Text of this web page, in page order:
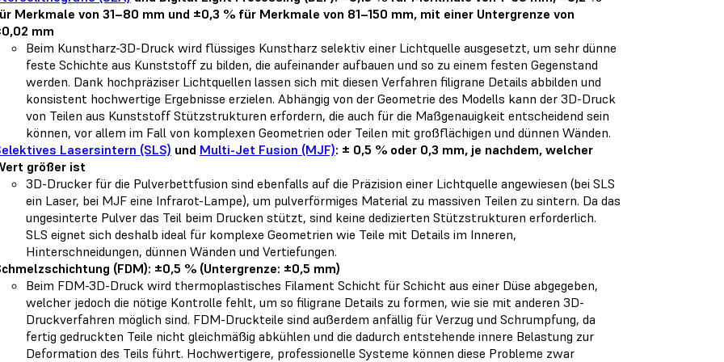
Merkmale von 31–80 mm und ±0,3 % für Merkmale von 81–150 mm, mit einer Untergrenze von
mm
Beim Kunstharz-3D-Druck wird flüssiges Kunstharz selektiv einer Lichtquelle ausgesetzt, um sehr dünne
feste Schichte aus Kunststoff zu bilden, die aufeinander aufbauen und so zu einem festen Gegenstand
werden. Dank hochpräziser Lichtquellen lassen sich mit diesen Verfahren filigrane Details abbilden und
konsistent hochwertige Ergebnisse erzielen. Abhängig von der Geometrie des Modells kann der 3D-Druck
von Teilen aus Kunststoff Stützstrukturen erfordern, die auch für die Maßgenauigkeit entscheidend sein
können, vor allem im Fall von komplexen Geometrien oder Teilen mit großflächigen und dünnen Wänden.
Lasersintern (SLS) und Multi-Jet Fusion (MJF): ± 0,5 % oder 0,3 mm, je nachdem, welcher
größer ist
3D-Drucker für die Pulverbettfusion sind ebenfalls auf die Präzision einer Lichtquelle angewiesen (bei SLS
ein Laser, bei MJF eine Infrarot-Lampe), um pulverförmiges Material zu massiven Teilen zu sintern. Da das
ungesinterte Pulver das Teil beim Drucken stützt, sind keine dedizierten Stützstrukturen erforderlich.
SLS eignet sich deshalb ideal für komplexe Geometrien wie Teile mit Details im Inneren,
Hinterschneidungen, dünnen Wänden und Vertiefungen.
(FDM): ±0,5 % (Untergrenze: ±0,5 mm)
Beim FDM-3D-Druck wird thermoplastisches Filament Schicht für Schicht aus einer Düse abgegeben,
welcher jedoch die nötige Kontrolle fehlt, um so filigrane Details zu formen, wie sie mit anderen 3D-
Druckverfahren möglich sind. FDM-Druckteile sind außerdem anfällig für Verzug und Schrumpfung, da
fertig gedruckten Teile nicht gleichmäßig abkühlen und die dadurch entstehende innere Belastung zur
Deformation des Teils führt. Hochwertigere, professionelle Systeme können diese Probleme zwar